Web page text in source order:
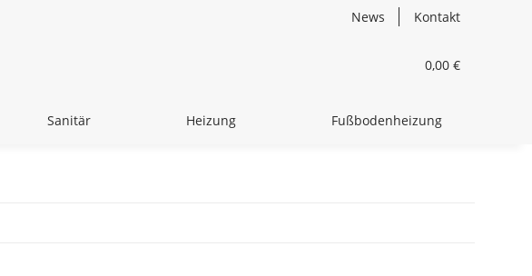
News Kontakt
0,00 €
Sanitär Heizung Fußbodenheizung